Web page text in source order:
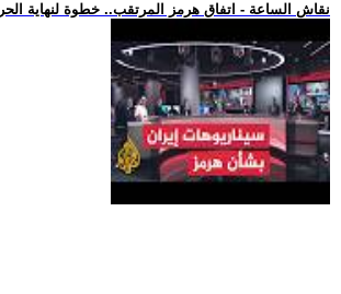
.. نقاش الساعة - اتفاق هرمز المرتقب.. خطوة لنهاية